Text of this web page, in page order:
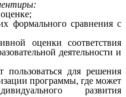
формального сравнения с
оценки соответствия
деятельности и
для решения
программы, где может
развития